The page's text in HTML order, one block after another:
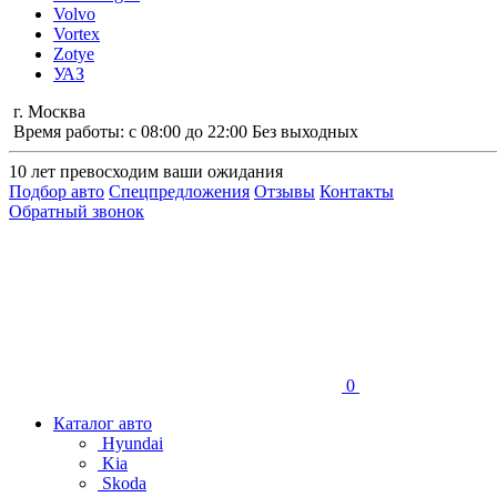
Volvo
Vortex
Zotye
УАЗ
г. Москва
Время работы: с 08:00 до 22:00 Без выходных
10 лет превосходим ваши ожидания
Подбор авто Спецпредложения Отзывы Контакты
Обратный звонок
0
Каталог авто
Hyundai
Kia
Skoda